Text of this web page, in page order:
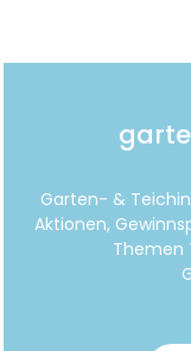
Garten- &
Aktionen,
Themen